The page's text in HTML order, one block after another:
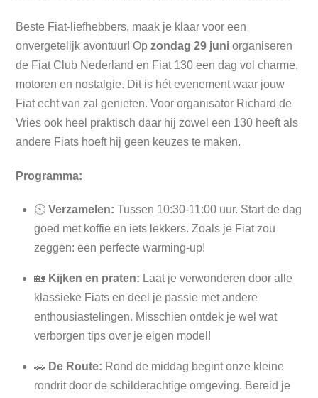
Beste Fiat-liefhebbers, maak je klaar voor een
onvergetelijk avontuur! Opzondag 29 juni organiseren
de Fiat Club Nederland en Fiat 130 een dag vol charme,
motoren en nostalgie. Dit is hét evenement waar jouw
Fiat echt van zal genieten. Voor organisator Richard de
Vries ook heel praktisch daar hij zowel een 130 heeft als
andere Fiats hoeft hij geen keuzes te maken.
Programma:
🕥 Verzamelen: Tussen 10:30-11:00 uur. Start de dag
goed met koffie en iets lekkers. Zoals je Fiat zou
zeggen: een perfecte warming-up!
🏡 Kijken en praten: Laat je verwonderen door alle
klassieke Fiats en deel je passie met andere
enthousiastelingen. Misschien ontdek je wel wat
verborgen tips over je eigen model!
🚗 De Route: Rond de middag begint onze kleine
rondrit door de schilderachtige omgeving. Bereid je